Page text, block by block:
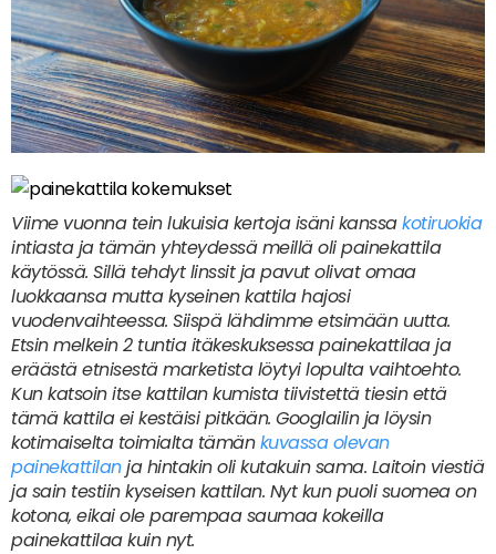
Viime vuonna tein lukuisia kertoja isäni kanssakotiruokia
intiasta ja tämän yhteydessä meillä oli painekattila
käytössä. Sillä tehdyt linssit ja pavut olivat omaa
luokkaansa mutta kyseinen kattila hajosi
vuodenvaihteessa. Siispä lähdimme etsimään uutta.
Etsin melkein 2 tuntia itäkeskuksessa painekattilaa ja
eräästä etnisestä marketista löytyi lopulta vaihtoehto.
Kun katsoin itse kattilan kumista tiivistettä tiesin että
tämä kattila ei kestäisi pitkään. Googlailin ja löysin
kotimaiselta toimialta tämänkuvassa olevan
painekattilanja hintakin oli kutakuin sama. Laitoin viestiä
ja sain testiin kyseisen kattilan. Nyt kun puoli suomea on
kotona, eikai ole parempaa saumaa kokeilla
painekattilaa kuin nyt.